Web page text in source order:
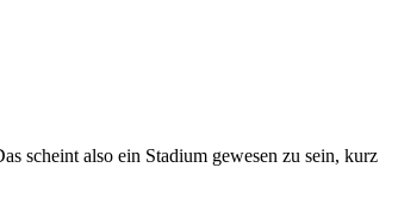
scheint also ein Stadium gewesen zu sein, kurz